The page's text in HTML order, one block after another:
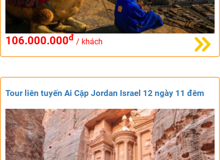
106.000.000đ / khách
Tour liên tuyến Ai Cập Jordan Israel 12 ngày 11 đêm